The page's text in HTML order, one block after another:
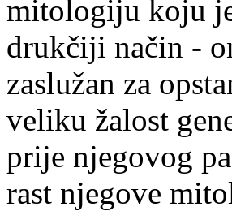
mitologiju koju
drukčiji način -
zaslužan za
veliku žalost
prije njegovog
rast njegove